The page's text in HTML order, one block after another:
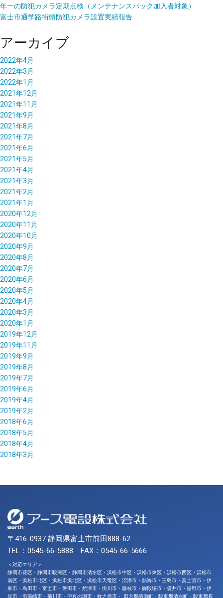
年一の防犯カメラ定期点検（メンテナンスパック加入者対象）
富士市通学路街頭防犯カメラ設置実績報告
アーカイブ
2022年4月
2022年3月
2022年1月
2021年12月
2021年11月
2021年9月
2021年8月
2021年7月
2021年6月
2021年5月
2021年4月
2021年3月
2021年2月
2021年1月
2020年12月
2020年11月
2020年10月
2020年9月
2020年8月
2020年7月
2020年6月
2020年5月
2020年4月
2020年3月
2020年1月
2019年12月
2019年11月
2019年9月
2019年8月
2019年7月
2019年6月
2019年4月
2019年2月
2018年6月
2018年5月
2018年4月
2018年3月
〒416-0937 静岡県富士市前田888-62
TEL：0545-66-5888 FAX：0545-66-5666
＜対応エリア＞
静岡市葵区・静岡市駿河区・静岡市清水区・浜松市中区・浜松市東区・浜松市西区・浜松市
南区・浜松市北区・浜松市浜北区・浜松市天竜区・沼津市・熱海市・三島市・富士宮市・伊
東市・島田市・富士市・磐田市・焼津市・掛川市・藤枝市・御殿場市・袋井市・裾野市・伊
豆市・御前崎市・菊川市・伊豆の国市・牧之原市・ 田方郡函南町・駿東郡清水町・駿東郡長